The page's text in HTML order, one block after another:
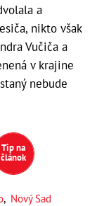
a
nikto však
Vučiča a
v krajine
nebude
Tip na
článok
, Nový Sad